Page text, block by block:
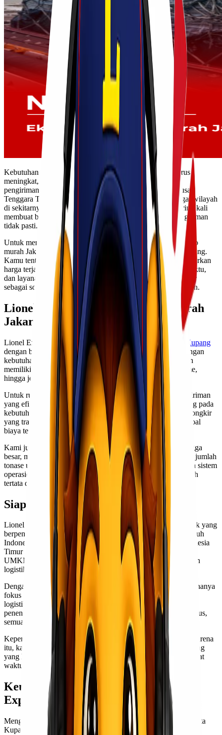
Kebutuhan pengiriman barang dari Jakarta ke Kupang terus
meningkat, baik untuk keperluan bisnis, proyek, maupun
pengiriman pribadi. Kupang sebagai ibu kota Provinsi Nusa
Tenggara Timur menjadi pusat distribusi barang ke berbagai wilayah
di sekitarnya. Namun, tantangan jarak dan lintas pulau sering kali
membuat biaya pengiriman menjadi mahal dan waktu pengiriman
tidak pasti.
Untuk menjawab kebutuhan tersebut, memilih ekspedisi cargo
murah Jakarta Kupang yang terpercaya menjadi langkah penting.
Kamu tentu membutuhkan layanan yang tidak hanya menawarkan
harga terjangkau, tetapi juga keamanan barang, ketepatan waktu,
dan layanan yang profesional. Di sinilah Lionel Express hadir
sebagai solusi pengiriman cargo yang aman, cepat, dan efisien.
Lionel Express Melayani Cargo Murah
Jakarta Kupang
Lionel Express melayani pengiriman
cargo murah Jakarta Kupang
dengan berbagai pilihan layanan yang dapat disesuaikan dengan
kebutuhan kamu. Kami memahami bahwa setiap pengiriman
memiliki karakteristik yang berbeda, mulai dari berat, volume,
hingga jenis barang yang dikirim.
Untuk rute Jakarta Kupang, kami menggunakan moda pengiriman
yang efisien, baik melalui jalur udara maupun laut, tergantung pada
kebutuhan waktu dan anggaran kamu. Dengan perhitungan ongkir
yang transparan dan kompetitif, kamu tidak perlu khawatir soal
biaya tersembunyi.
Kami juga melayani pengiriman cargo dalam skala kecil hingga
besar, mulai dari puluhan kilogram hingga pengiriman dalam jumlah
tonase untuk kebutuhan proyek atau distribusi usaha. Dengan sistem
operasional yang terintegrasi, proses pengiriman menjadi lebih
tertata dan terpantau dengan baik.
Siapa Itu Lionel Express?
Lionel Express adalah perusahaan jasa pengiriman dan logistik yang
berpengalaman dalam melayani pengiriman domestik ke seluruh
Indonesia, termasuk pengiriman lintas pulau ke wilayah Indonesia
Timur seperti Kupang. Kami hadir untuk membantu individu,
UMKM, hingga perusahaan besar dalam mengelola kebutuhan
logistik mereka.
Dengan tim yang profesional dan berpengalaman, kami tidak hanya
fokus pada pengiriman barang, tetapi juga memberikan solusi
logistik yang tepat guna. Mulai dari konsultasi pengiriman,
penentuan moda transportasi, hingga penanganan barang khusus,
semua kami lakukan dengan standar pelayanan yang tinggi.
Kepercayaan pelanggan menjadi prioritas utama kami. Oleh karena
itu, kami terus meningkatkan kualitas layanan agar setiap barang
yang kamu kirim dapat sampai ke tujuan dengan aman dan tepat
waktu.
Keunggulan Kirim Barang di Lionel
Express
Menggunakan jasa Lionel Express untuk ekspedisi cargo Jakarta
Kupang memberikan berbagai keunggulan, di antaranya: